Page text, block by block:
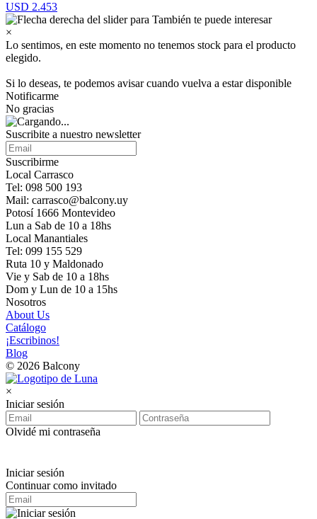
USD 2.453
×
Lo sentimos, en este momento no tenemos stock para el producto
elegido.
Si lo deseas, te podemos avisar cuando vuelva a estar disponible
Notificarme
No gracias
Suscribite a nuestro newsletter
Suscribirme
Local Carrasco
Tel: 098 500 193
Mail: carrasco@balcony.uy
Potosí 1666 Montevideo
Lun a Sab de 10 a 18hs
Local Manantiales
Tel: 099 155 529
Ruta 10 y Maldonado
Vie y Sab de 10 a 18hs
Dom y Lun de 10 a 15hs
Nosotros
About Us
Catálogo
¡Escribinos!
Blog
© 2026 Balcony
×
Iniciar sesión
Olvidé mi contraseña
Iniciar sesión
Continuar como invitado